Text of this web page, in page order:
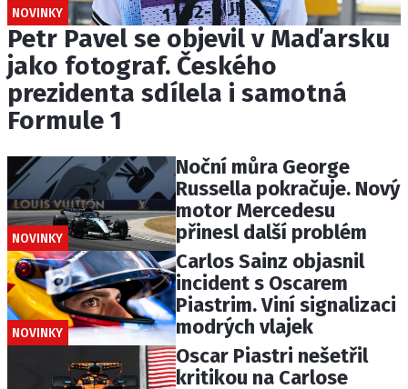
NOVINKY
Petr Pavel se objevil v Maďarsku
jako fotograf. Českého
prezidenta sdílela i samotná
Formule 1
NOVINKY
Noční můra George
Russella pokračuje. Nový
motor Mercedesu
přinesl další problém
NOVINKY
Carlos Sainz objasnil
incident s Oscarem
Piastrim. Viní signalizaci
modrých vlajek
Oscar Piastri nešetřil
kritikou na Carlose